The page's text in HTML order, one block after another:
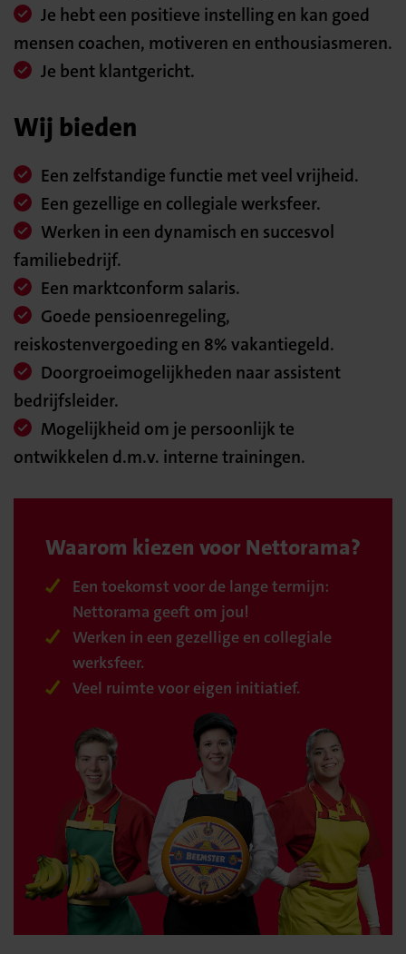
Je hebt een positieve instelling en kan goed
mensen coachen, motiveren en enthousiasmeren.
Je bent klantgericht.
Wij bieden
Een zelfstandige functie met veel vrijheid.
Een gezellige en collegiale werksfeer.
Werken in een dynamisch en succesvol
familiebedrijf.
Een marktconform salaris.
Goede pensioenregeling,
reiskostenvergoeding en 8% vakantiegeld.
Doorgroeimogelijkheden naar assistent
bedrijfsleider.
Mogelijkheid om je persoonlijk te
ontwikkelen d.m.v. interne trainingen.
Waarom kiezen voor Nettorama?
Een toekomst voor de lange termijn:
Nettorama geeft om jou!
Werken in een gezellige en collegiale
werksfeer.
Veel ruimte voor eigen initiatief.